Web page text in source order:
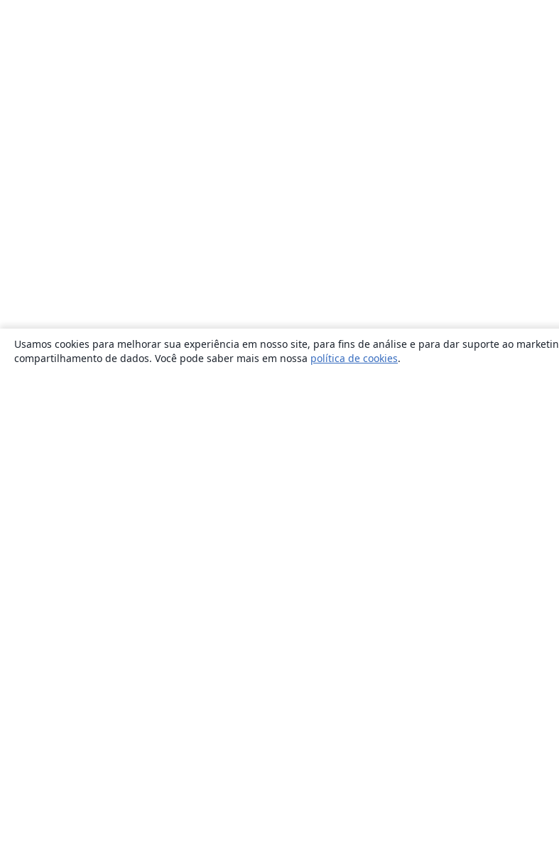
Usamos cookies para melhorar sua experiência em nosso site, para fins de análise e para dar suporte ao
compartilhamento de dados. Você pode saber mais em nossa política de cookies.